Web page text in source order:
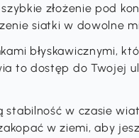
złożenie pod
siatki w dowolne
błyskawicznymi,
to dostęp do Twojej
w czasie
w ziemi, aby